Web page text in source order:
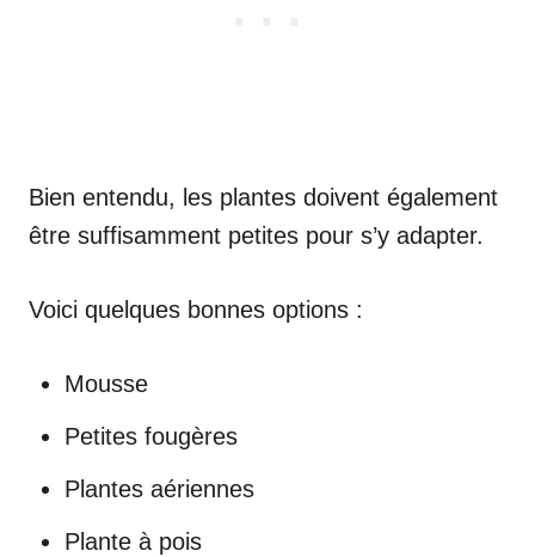
Bien entendu, les plantes doivent également
être suffisamment petites pour s’y adapter.
Voici quelques bonnes options :
Mousse
Petites fougères
Plantes aériennes
Plante à pois